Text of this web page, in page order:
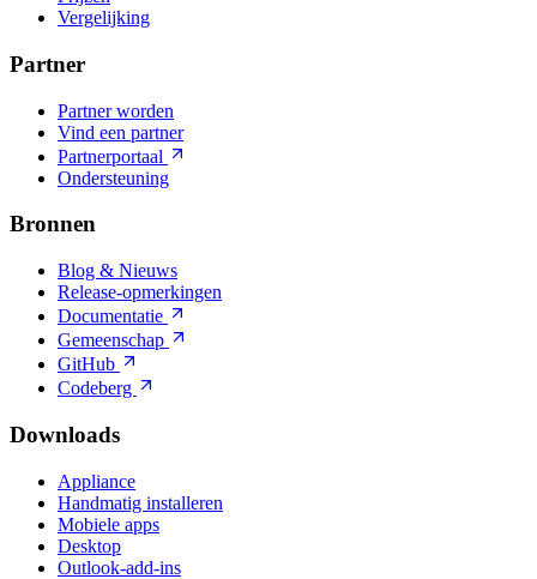
Vergelijking
Partner
Partner worden
Vind een partner
Partnerportaal
Ondersteuning
Bronnen
Blog & Nieuws
Release-opmerkingen
Documentatie
Gemeenschap
GitHub
Codeberg
Downloads
Appliance
Handmatig installeren
Mobiele apps
Desktop
Outlook-add-ins